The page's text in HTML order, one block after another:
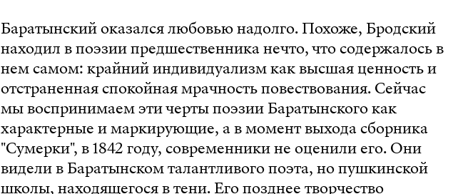
Баратынский оказался любовью надолго. Похоже, Бродский
находил в поэзии предшественника нечто, что содержалось в
нем самом: крайний индивидуализм как высшая ценность и
отстраненная спокойная мрачность повествования. Сейчас
мы воспринимаем эти черты поэзии Баратынского как
характерные и маркирующие, а в момент выхода сборника
"Сумерки", в 1842 году, современники не оценили его. Они
видели в Баратынском талантливого поэта, но пушкинской
школы, находящегося в тени. Его позднее творчество